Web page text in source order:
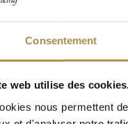
Consentement
web utilise des
nous permettent